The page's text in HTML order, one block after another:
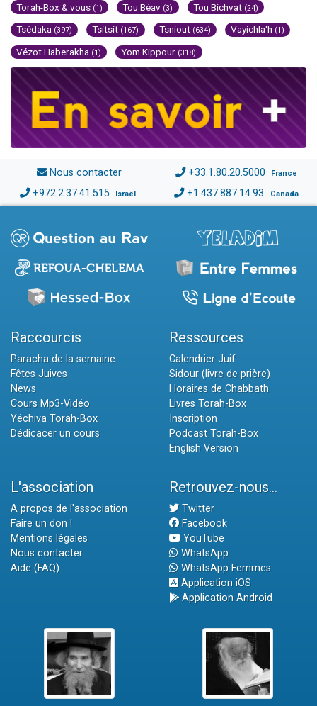
Torah-Box & vous (1) Tou Béav (3) Tou Bichvat (24)
Tsédaka (397) Tsitsit (167) Tsniout (634) Vayichla'h (1)
Vézot Haberakha (1) Yom Kippour (318)
Nous contacter +33.1.80.20.5000 France
+972.2.37.41.515 Israël +1.437.887.14.93 Canada
Raccourcis
Paracha de la semaine
Fêtes Juives
News
Cours Mp3-Vidéo
Yéchiva Torah-Box
Dédicacer un cours
Ressources
Calendrier Juif
Sidour (livre de prière)
Horaires de Chabbath
Livres Torah-Box
Inscription
Podcast Torah-Box
English Version
L'association
A propos de l'association
Faire un don !
Mentions légales
Nous contacter
Aide (FAQ)
Retrouvez-nous...
Twitter
Facebook
YouTube
WhatsApp
WhatsApp Femmes
Application iOS
Application Android